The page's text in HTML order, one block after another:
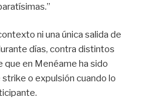
ni una única salida de
días, contra distintos
que en Menéame ha sido
o expulsión cuando lo